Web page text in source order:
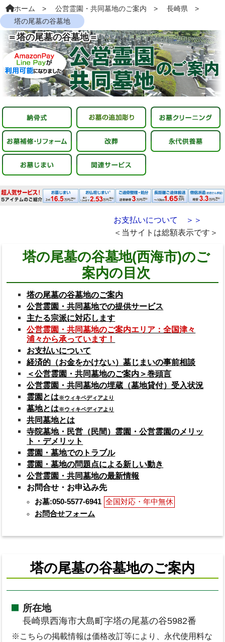
ホーム 公営霊園・共同墓地のご案内
長崎県
塔の尾墓の谷墓地
＝塔の尾墓の谷墓地＝
お支払いについて ＞＞
＜当サイトは総額表示です＞
塔の尾墓の谷墓地(西海市)のご
案内の目次
塔の尾墓の谷墓地のご案内
公営霊園・共同墓地での提供サービス
主たる宗派に対応します
公営霊園・共同墓地のご案内エリア：全国津々
浦々から承っています！
お支払いについて
経済的（お金をかけない）墓じまいの事前相談
＜公営霊園・共同墓地のご案内＞巻頭言
公営霊園・共同墓地の埋蔵（墓地貸付）受入状況
霊園とは※ウィキペディアより
墓地とは※ウィキペディアより
共同墓地とは
寺院墓地・民営（民間）霊園・公営霊園のメリッ
ト・デメリット
霊園・墓地でのトラブル
霊園・墓地の問題点による新しい動き
公営霊園・共同墓地の最新情報
お問合せ・お申込み先
お墓:050-5577-6941 全国対応・年中無休
お問合せフォーム
塔の尾墓の谷墓地のご案内
所在地
長崎県西海市大島町字塔の尾墓の谷5982番
※こちらの掲載情報は価格改訂等により、永代使用料な